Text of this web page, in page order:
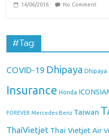
14/06/2016 No Comment
#Tag:
COVID-19 Dhipaya Dhipaya
Insurance Honda
FOREVER Mercedes-Benz Taiwan
ThaiVietjet Thai Vietjet Air